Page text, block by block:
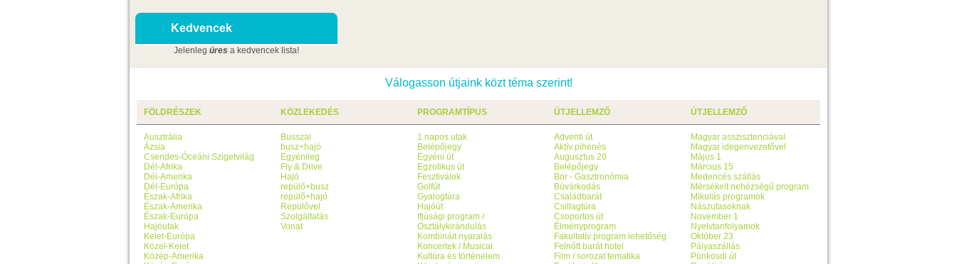
Kedvencek
Jelenleg üres a kedvencek lista!
Válogasson útjaink közt téma szerint!
FÖLDRÉSZEK
Ausztrália
Ázsia
Csendes-Óceáni Szigetvilág
Dél-Afrika
Dél-Amerika
Dél-Európa
Észak-Afrika
Észak-Amerika
Észak-Európa
Hajóutak
Kelet-Európa
Közel-Kelet
Közép-Amerika
KÖZLEKEDÉS
Busszal
busz+hajó
Egyénileg
Fly & Drive
Hajó
repülő+busz
repülő+hajó
Repülővel
Szolgáltatás
Vonat
PROGRAMTÍPUS
1 napos utak
Belépőjegy
Egyéni út
Egzotikus út
Fesztiválok
Golfút
Gyalogtúra
Hajóút
Ifjúsági program /
Osztálykirándulás
Kombinált nyaralás
Koncertek / Musical
Kultúra és történelem
ÚTJELLEMZŐ
Adventi út
Aktív pihenés
Augusztus 20
Belépőjegy
Bor - Gasztronómia
Búvárkodás
Családbarát
Csillagtúra
Csoportos út
Élményprogram
Fakultatív program lehetőség
Felnőtt barát hotel
Film / sorozat tematika
ÚTJELLEMZŐ
Magyar asszisztenciával
Magyar idegenvezetővel
Május 1
Március 15
Medencés szállás
Mérsékelt nehézségű program
Mikulás programok
Nászutasoknak
November 1
Nyelvtanfolyamok
Október 23
Pályaszállás
Pünkösdi út